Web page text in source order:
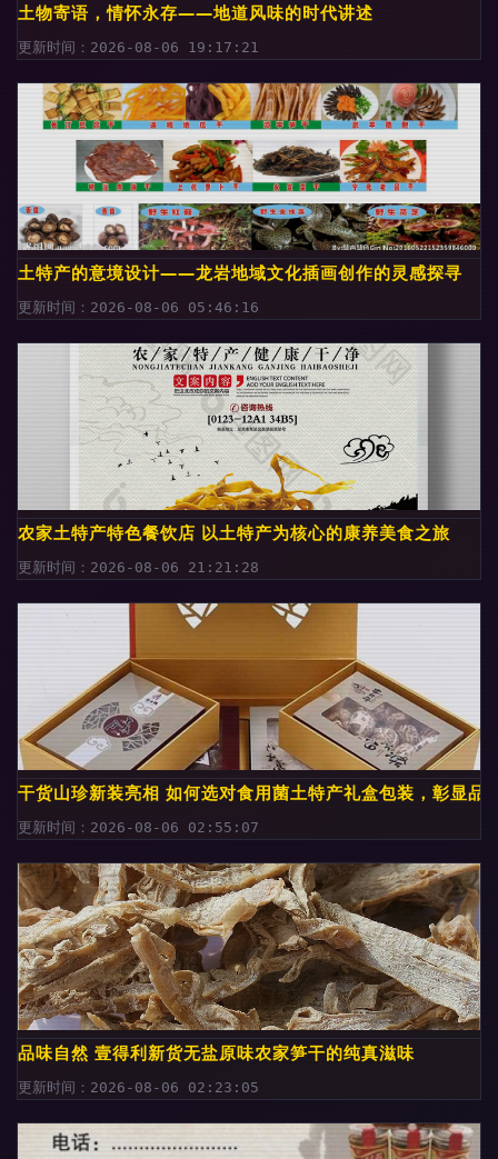
土物寄语，情怀永存——地道风味的时代讲述
更新时间：2026-08-06 19:17:21
土特产的意境设计——龙岩地域文化插画创作的灵感探寻
更新时间：2026-08-06 05:46:16
农家土特产特色餐饮店 以土特产为核心的康养美食之旅
更新时间：2026-08-06 21:21:28
干货山珍新装亮相 如何选对食用菌土特产礼盒包装，彰显品
更新时间：2026-08-06 02:55:07
品味自然 壹得利新货无盐原味农家笋干的纯真滋味
更新时间：2026-08-06 02:23:05